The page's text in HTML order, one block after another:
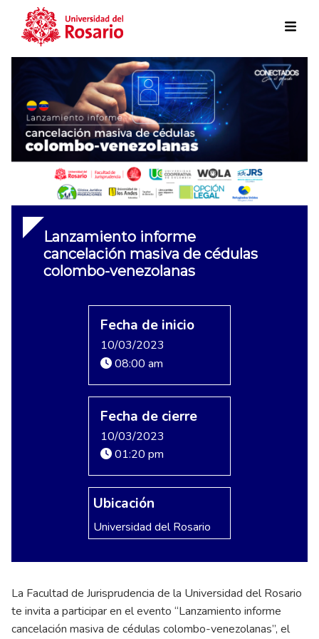
Skip to main content
Lanzamiento informe
cancelación masiva de cédulas
colombo-venezolanas
Fecha de inicio
10/03/2023
08:00 am
Fecha de cierre
10/03/2023
01:20 pm
Ubicación
Universidad del Rosario
La Facultad de Jurisprudencia de la Universidad del Rosario
te invita a participar en el evento “Lanzamiento informe
cancelación masiva de cédulas colombo-venezolanas”, el